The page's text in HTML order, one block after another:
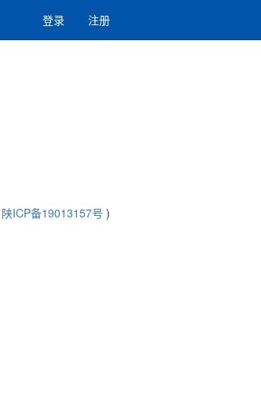
登录 注册
陕ICP备19013157号 )